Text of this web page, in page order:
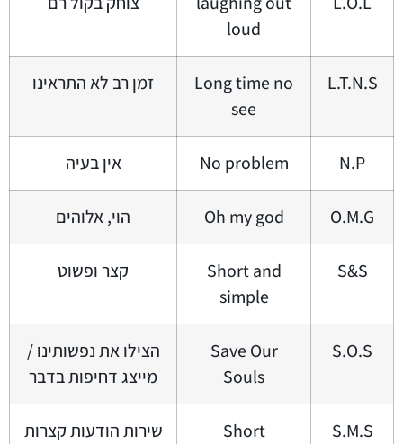
loud
L.T.N.S
Long time no
see
זמן רב לא התראינו
N.P
No problem אין בעיה
O.M.G
Oh my god הוי, אלוהים
S&S
Short and
simple
קצר ופשוט
S.O.S
Save Our
Souls
הצילו את נפשותינו /
מייצג דחיפות בדבר
S.M.S
Short
שירות הודעות קצרות